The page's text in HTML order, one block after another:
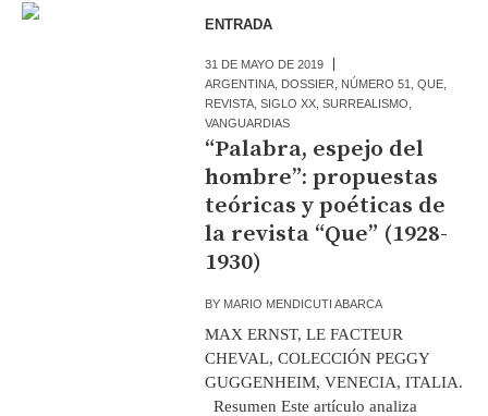
ENTRADA
31 DE MAYO DE 2019
ARGENTINA DOSSIER NÚMERO 51 ,QUE
REVISTA ,SIGLO XX ,SURREALISMO
VANGUARDIAS
“Palabra, espejo del
hombre”: propuestas
teóricas y poéticas de
la revista “Que” (1928-
1930)
BY MARIO MENDICUTI ABARCA
MAX ERNST, LE FACTEUR
CHEVAL, COLECCIÓN PEGGY
GUGGENHEIM, VENECIA, ITALIA.
Resumen Este artículo analiza